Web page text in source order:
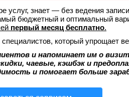
услуг, знает — без ведения
бюджетный и оптимальный
первый месяц бесплатно.
который упрощает
и напоминает им о
чаевые, кэшбэк и
и помогает больше